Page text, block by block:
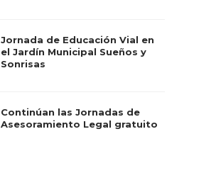
Jornada de Educación Vial en
el Jardín Municipal Sueños y
Sonrisas
Continúan las Jornadas de
Asesoramiento Legal gratuito